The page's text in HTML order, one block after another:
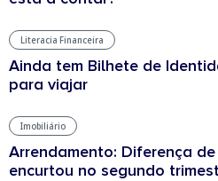
Literacia Financeira
Ainda tem Bilhete de
para viajar
Imobiliário
Arrendamento: Diferença
encurtou no segundo